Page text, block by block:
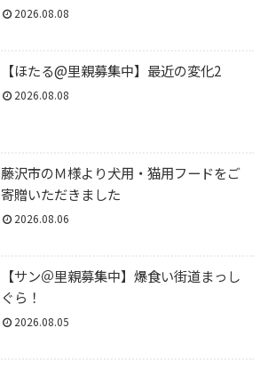
2026.08.08
【ほたる@里親募集中】最近の変化2
2026.08.08
藤沢市のＭ様より犬用・猫用フードをご
寄贈いただきました
2026.08.06
【サン＠里親募集中】爆食い街道まっし
ぐら！
2026.08.05